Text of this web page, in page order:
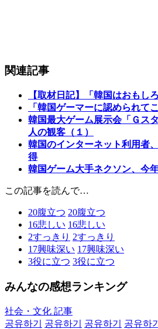
関連記事
【取材日記】「韓国はおもし
「韓国ゲーマーに認められて
韓国最大ゲーム展示会「Ｇス
人の観客（１）
韓国のインターネット利用者
得
韓国ゲーム大手ネクソン、今
この記事を読んで…
20腹立つ 20腹立つ
16悲しい 16悲しい
2すっきり 2すっきり
17興味深い 17興味深い
3役に立つ 3役に立つ
みんなの感想ランキング
社会・文化 記事
공유하기
공유하기 공유하기 공유하기